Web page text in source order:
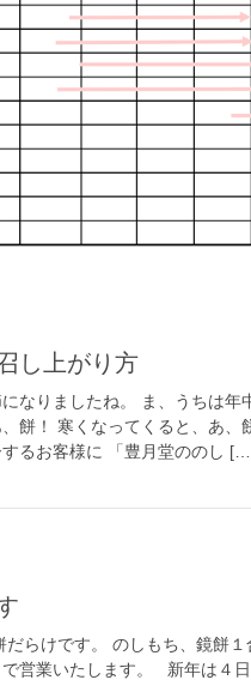
召し上がり方
なりましたね。 ま、うちは年
餅！ 寒くなってくると、あ、
るお客様に 「豊月堂ののし
だらけです。 のしもち、鏡餅
営業いたします。 新年は４